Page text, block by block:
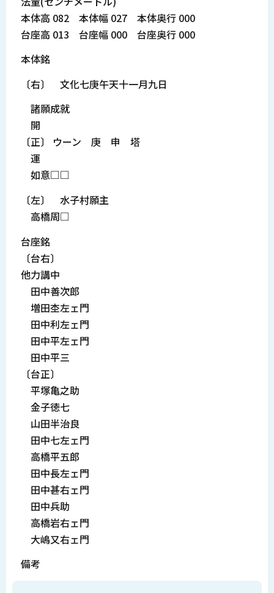
本体高 082 本体幅 027 本体奥行 000
台座高 013 台座幅 000 台座奥行 000
本体銘
〔右〕 文化七庚午天十一月九日
諸願成就
開
〔正〕 ウーン 庚 申 塔
運
如意□□
〔左〕 水子村願主
高橋周□
台座銘
〔台右〕
他力講中
田中善次郎
増田杢左ェ門
田中利左ェ門
田中平左ェ門
田中平三
〔台正〕
平塚亀之助
金子徳七
山田半治良
田中七左ェ門
高橋平五郎
田中長左ェ門
田中甚右ェ門
田中兵助
高橋岩右ェ門
大嶋又右ェ門
備考